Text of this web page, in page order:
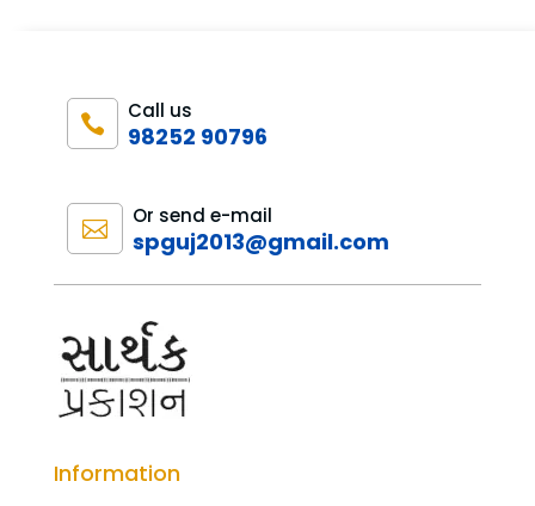

Call us
98252 90796

Or send e-mail
spguj2013@gmail.com
Information